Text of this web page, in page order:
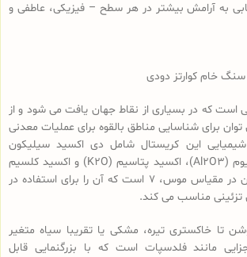
به آرامش بیشتر در هر سطح – فیزیکی، عاطفی و
سنگ خام کوارتز دودی
است که در بسیاری از نقاط جهان یافت می شود و از
برای شناسایی مناطق بالقوه برای عملیات معدنی
شیمیایی این کریستال شامل دی اکسید سیلیکون
(SiO2)، اکسید آلومینیوم (Al2O3)، اکسید پتاسیم (K2O) و اکسید کلسیم
(CaO) است. سختی آن در مقیاس موس، 7 است که آن را برای استفاده در
تزئینی مناسب می کند.
تا خاکستری تیره، مشکی یا تقریبا سیاه متغیر
مانند فلدسپات است که با بزرگنمایی قابل